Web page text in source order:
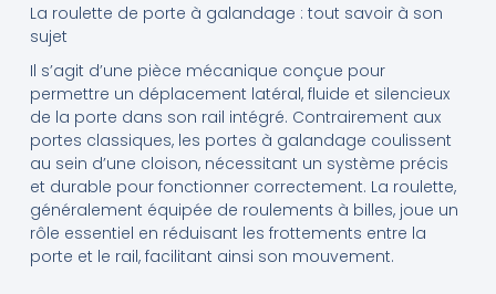
La roulette de porte à galandage : tout savoir à son
sujet
Il s’agit d’une pièce mécanique conçue pour
permettre un déplacement latéral, fluide et silencieux
de la porte dans son rail intégré. Contrairement aux
portes classiques, les portes à galandage coulissent
au sein d’une cloison, nécessitant un système précis
et durable pour fonctionner correctement. La roulette,
généralement équipée de roulements à billes, joue un
rôle essentiel en réduisant les frottements entre la
porte et le rail, facilitant ainsi son mouvement.